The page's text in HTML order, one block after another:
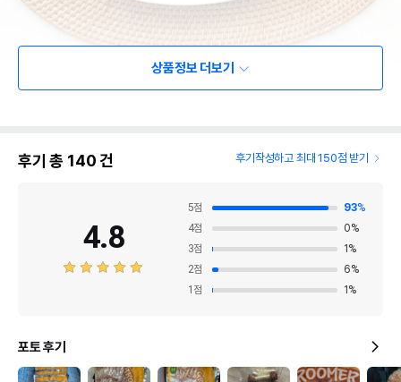
상품정보 더보기
후기 총 140건 후기작성하고 최대 150점 받기
4.8
5점 93%
4점 0%
3점 1 %
2점 6%
1 점 1 %
포토 후기